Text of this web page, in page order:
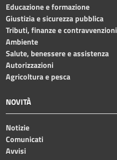
Educazione e formazione
Giustizia e sicurezza pubblica
Tributi, finanze e contravvenzioni
Ambiente
Salute, benessere e assistenza
Autorizzazioni
Agricoltura e pesca
NOVITÀ
Notizie
Comunicati
Avvisi